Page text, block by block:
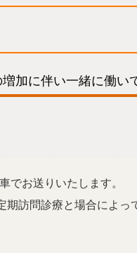
加に伴い一緒に働い
でお送りいたします。
期訪問診療と場合によっ